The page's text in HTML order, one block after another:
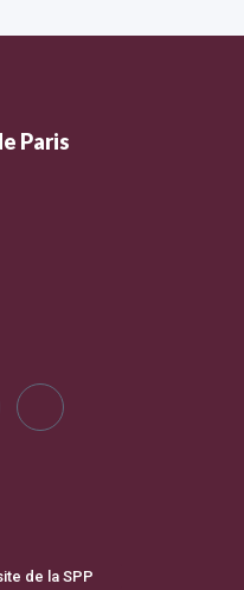
Paris
de la SPP